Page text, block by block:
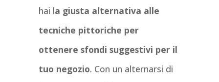
hai la giusta alternativa alle
tecniche pittoriche per
ottenere sfondi suggestivi per il
tuo negozio. Con un alternarsi di